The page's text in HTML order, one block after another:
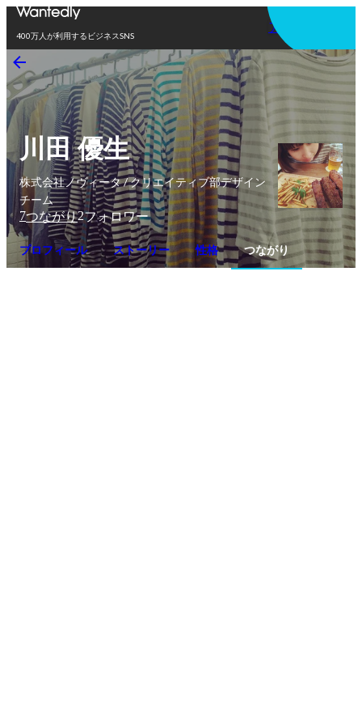
400万人が利用するビジネスSNS
アプリを使う
川田 優生
株式会社ノヴィータ / クリエイティブ部デザイン
チーム
7つながり2フォロワー
プロフィール ストーリー 性格 つながり